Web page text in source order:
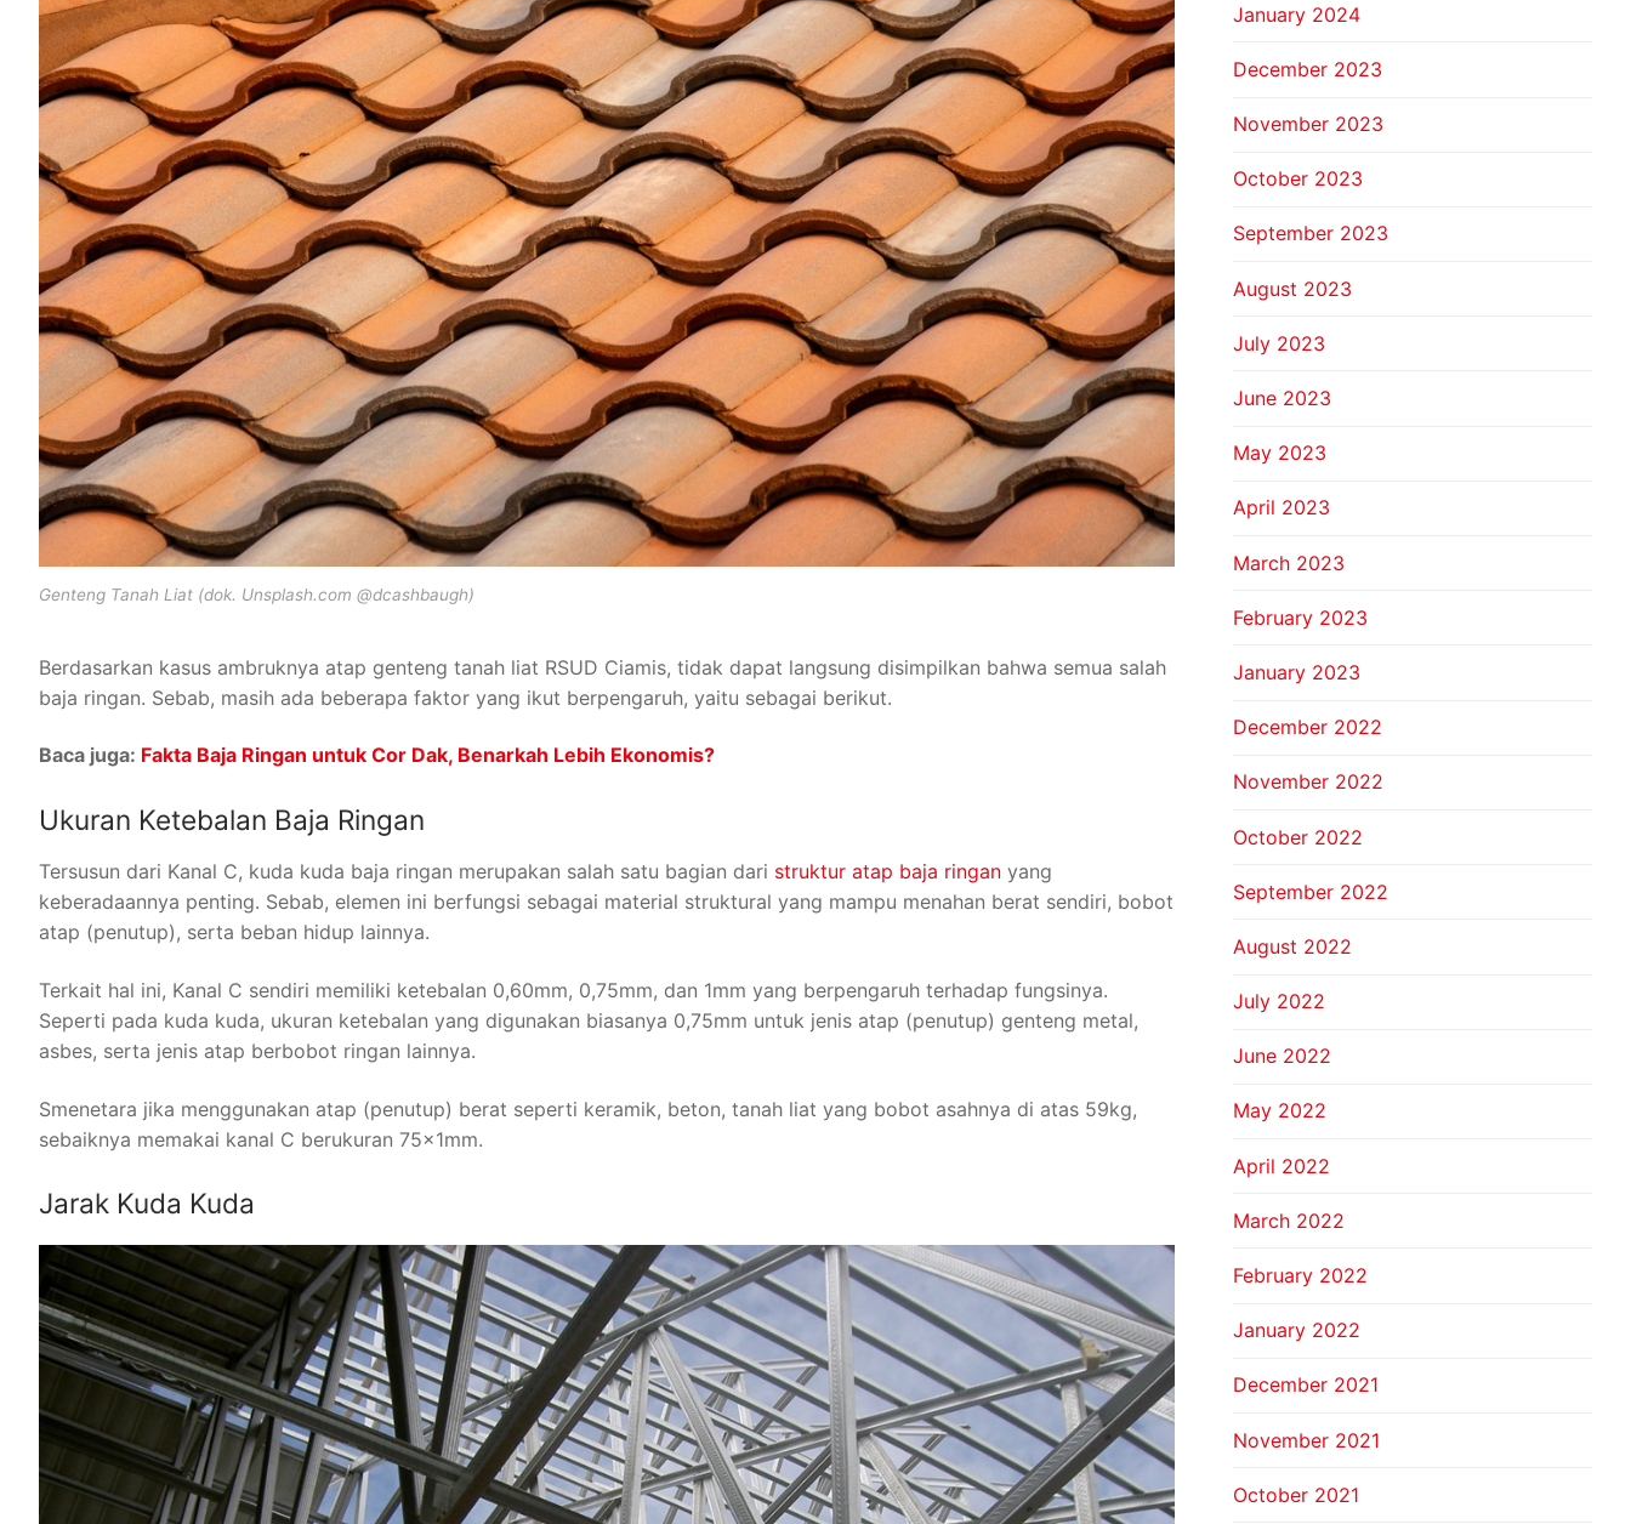
Genteng Tanah Liat (dok. Unsplash.com @dcashbaugh)
Berdasarkan kasus ambruknya atap genteng tanah liat RSUD Ciamis, tidak dapat langsung disimpilkan bahwa semua salah
baja ringan. Sebab, masih ada beberapa faktor yang ikut berpengaruh, yaitu sebagai berikut.
Baca juga: Fakta Baja Ringan untuk Cor Dak, Benarkah Lebih Ekonomis?
Ukuran Ketebalan Baja Ringan
Tersusun dari Kanal C, kuda kuda baja ringan merupakan salah satu bagian dari struktur atap baja ringan yang
keberadaannya penting. Sebab, elemen ini berfungsi sebagai material struktural yang mampu menahan berat sendiri, bobot
atap (penutup), serta beban hidup lainnya.
Terkait hal ini, Kanal C sendiri memiliki ketebalan 0,60mm, 0,75mm, dan 1mm yang berpengaruh terhadap fungsinya.
Seperti pada kuda kuda, ukuran ketebalan yang digunakan biasanya 0,75mm untuk jenis atap (penutup) genteng metal,
asbes, serta jenis atap berbobot ringan lainnya.
Smenetara jika menggunakan atap (penutup) berat seperti keramik, beton, tanah liat yang bobot asahnya di atas 59kg,
sebaiknya memakai kanal C berukuran 75x1mm.
Jarak Kuda Kuda
January 2024
December 2023
November 2023
October 2023
September 2023
August 2023
July 2023
June 2023
May 2023
April 2023
March 2023
February 2023
January 2023
December 2022
November 2022
October 2022
September 2022
August 2022
July 2022
June 2022
May 2022
April 2022
March 2022
February 2022
January 2022
December 2021
November 2021
October 2021